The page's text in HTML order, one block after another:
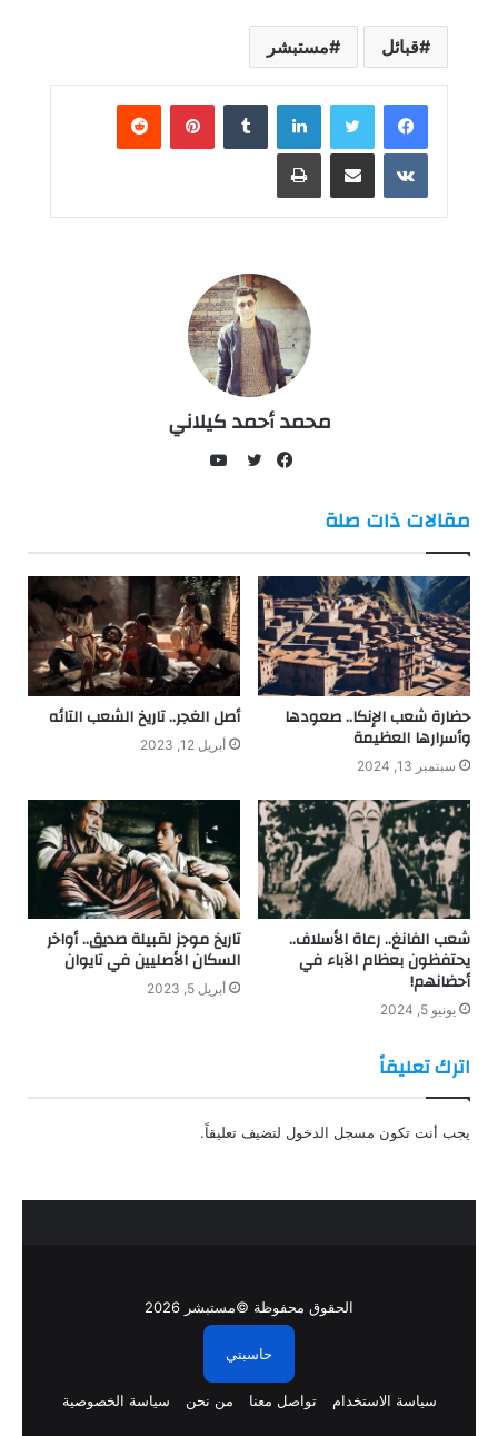
قبائل مستبشر
لينكدإن بينتيريست
مشاركة عبر البريد طباعة
محمد أحمد كيلاني
مقالات ذات صلة
حضارة شعب الإنكا.. صعودها
وأسرارها العظيمة
سبتمبر 13, 2024
أصل الغجر.. تاريخ الشعب التائه
أبريل 12, 2023
شعب الفانغ.. رعاة الأسلاف..
يحتفظون بعظام الآباء في
أحضانهم!
يونيو 5, 2024
تاريخ موجز لقبيلة صديق.. أواخر
السكان الأصليين في تايوان
أبريل 5, 2023
اترك تعليقاً
يجب أنت تكون مسجل الدخول لتضيف تعليقاً.
الحقوق محفوظة ©مستبشر 2026
حاسبتي
سياسة الاستخدام تواصل معنا من نحن سياسة الخصوصية